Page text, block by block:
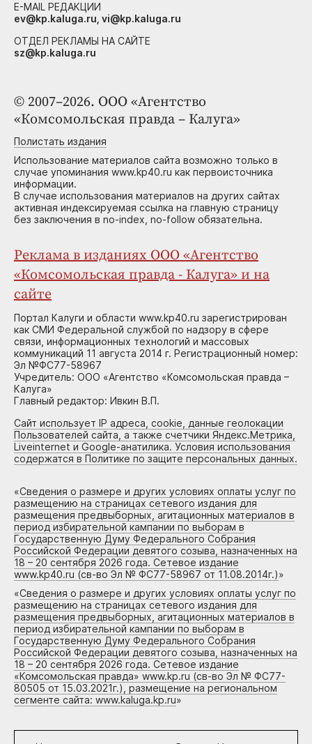
© 2007–2026. ООО «Агентство
«Комсомольская правда – Калуга»
Полистать издания
Использование материалов сайта возможно только в
случае упоминания www.kp40.ru как первоисточника
информации.
В случае использования материалов на других сайтах
активная индексируемая ссылка на главную страницу
без заключения в no-index, no-follow обязательна.
Реклама в изданиях ООО «Агентство
«Комсомольская правда - Калуга» и на
сайте
Портал Калуги и области www.kp40.ru зарегистрирован
как СМИ Федеральной службой по надзору в сфере
связи, информационных технологий и массовых
коммуникаций 11 августа 2014 г. Регистрационный номер:
Эл №ФС77-58967
Учредитель: ООО «Агентство «Комсомольская правда –
Калуга»
Главный редактор: Ивкин В.П.
Сайт использует IP адреса, cookie, данные геолокации
Пользователей сайта, а также счетчики Яндекс.Метрика,
Liveinternet и Google-анатилика. Условия использования
содержатся в Политике по защите персональных данных.
«Сведения о размере и других условиях оплаты услуг по
размещению на страницах сетевого издания для
размещения предвыборных, агитационных материалов в
период избирательной кампании по выборам в
Государственную Думу Федерального Собрания
Российской Федерации девятого созыва, назначенных на
18 – 20 сентября 2026 года. Сетевое издание
www.kp40.ru (св-во Эл № ФС77-58967 от 11.08.2014г.)»
«Сведения о размере и других условиях оплаты услуг по
размещению на страницах сетевого издания для
размещения предвыборных, агитационных материалов в
период избирательной кампании по выборам в
Государственную Думу Федерального Собрания
Российской Федерации девятого созыва, назначенных на
18 – 20 сентября 2026 года. Сетевое издание
«Комсомольская правда» www.kp.ru (св-во Эл № ФС77-
80505 от 15.03.2021г.), размещение на региональном
сегменте сайта: www.kaluga.kp.ru»
E-MAIL РЕДАКЦИИ
ev@kp.kaluga.ru, vi@kp.kaluga.ru
ОТДЕЛ РЕКЛАМЫ НА САЙТЕ
sz@kp.kaluga.ru